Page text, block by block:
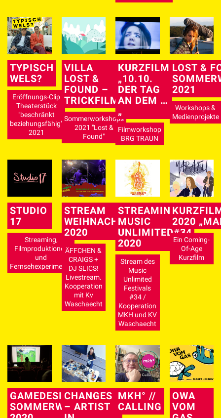
TYPISCH
WELS?
Eröffnungs-Clip
Theaterstück
"beschränkt
beziehungsfähig"
2021
VILLA
LOST &
FOUND –
TRICKFILM
Sommerworkshops
2021 "Lost &
Found"
KURZFILM
„10.10.
DER TAG
AN DEM …
„
Filmworkshop
BRG TRAUN
LOST &
2021
Workshops &
Medienprojekte
STUDIO
17
Streaming,
Filmproduktionen
und
Fernsehexperimente
STREAM
WEIHNACHTSCORONA
2020
ÄFFCHEN &
CRAIGS +
DJ SLICS!
Livestream.
Kooperation
mit Kv
Waschaecht
STREAMING
MUSIC
UNLIMITED#34
2020
Stream des
Music
Unlimited
Festivals
#34 /
Kooperation
MKH und KV
Waschaecht
2020
Ein Coming-
Of-Age
Kurzfilm
GAMEDESIGN
SOMMERWORKSHOP
CHANGES
– ARTIST
MKH° //
CALLING
OWA
VOM